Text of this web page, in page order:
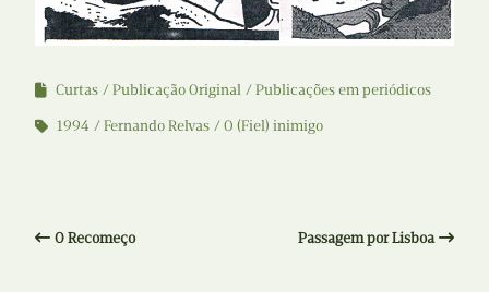
Curtas Publicação Original
Publicações em periódicos
1994
Fernando Relvas O (Fiel) inimigo
O Recomeço Passagem por Lisboa